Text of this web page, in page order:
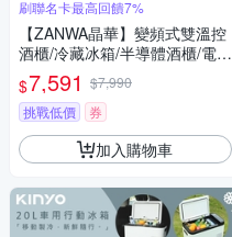
刷聯名卡最高回饋7%
【ZANWA晶華】變頻式雙溫控
酒櫃/冷藏冰箱/半導體酒櫃/電子
恆溫酒櫃(SG-35DLW)
$7,591 $7,990
挑戰低價
券
加入購物車